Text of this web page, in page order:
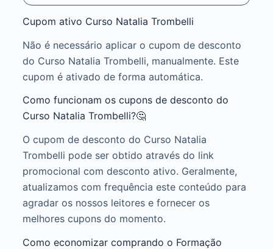
Cupom ativo Curso Natalia Trombelli
Não é necessário aplicar o cupom de desconto
do Curso Natalia Trombelli, manualmente. Este
cupom é ativado de forma automática.
Como funcionam os cupons de desconto do
Curso Natalia Trombelli?🤔
O cupom de desconto do Curso Natalia
Trombelli pode ser obtido através do link
promocional com desconto ativo. Geralmente,
atualizamos com frequência este conteúdo para
agradar os nossos leitores e fornecer os
melhores cupons do momento.
Como economizar comprando o Formação